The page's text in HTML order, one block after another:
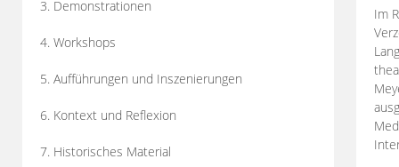
3. Demonstrationen
4. Workshops
5. Aufführungen und Inszenierungen
6. Kontext und Reflexion
7. Historisches Material
Im